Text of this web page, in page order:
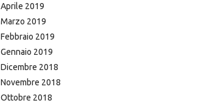
Aprile 2019
Marzo 2019
Febbraio 2019
Gennaio 2019
Dicembre 2018
Novembre 2018
Ottobre 2018